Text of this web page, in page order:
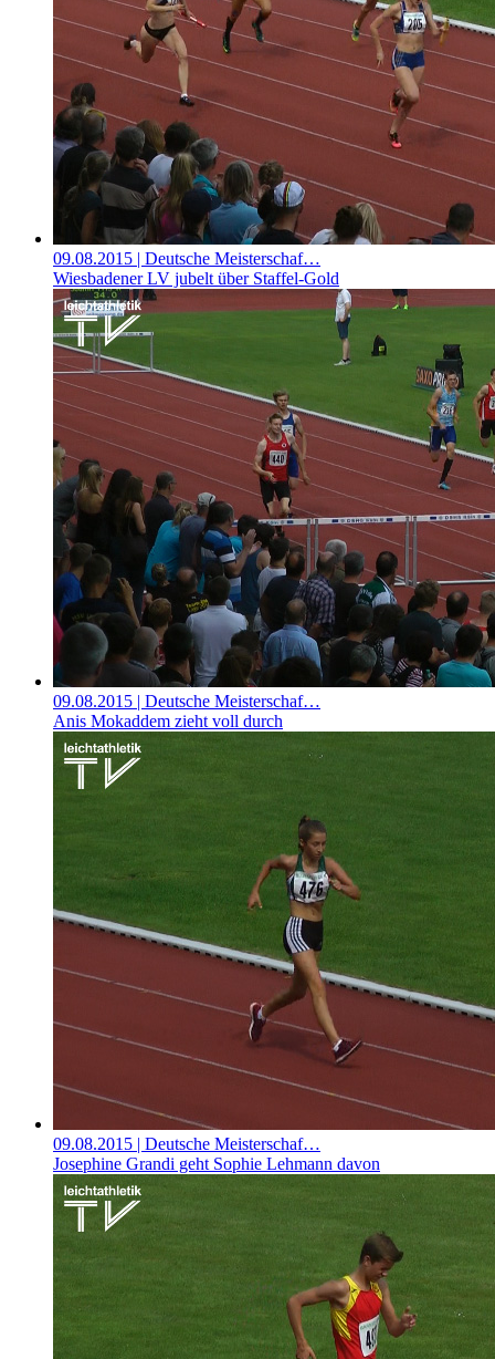
09.08.2015 | Deutsche Meisterschaf…
Wiesbadener LV jubelt über Staffel-Gold
09.08.2015 | Deutsche Meisterschaf…
Anis Mokaddem zieht voll durch
09.08.2015 | Deutsche Meisterschaf…
Josephine Grandi geht Sophie Lehmann davon